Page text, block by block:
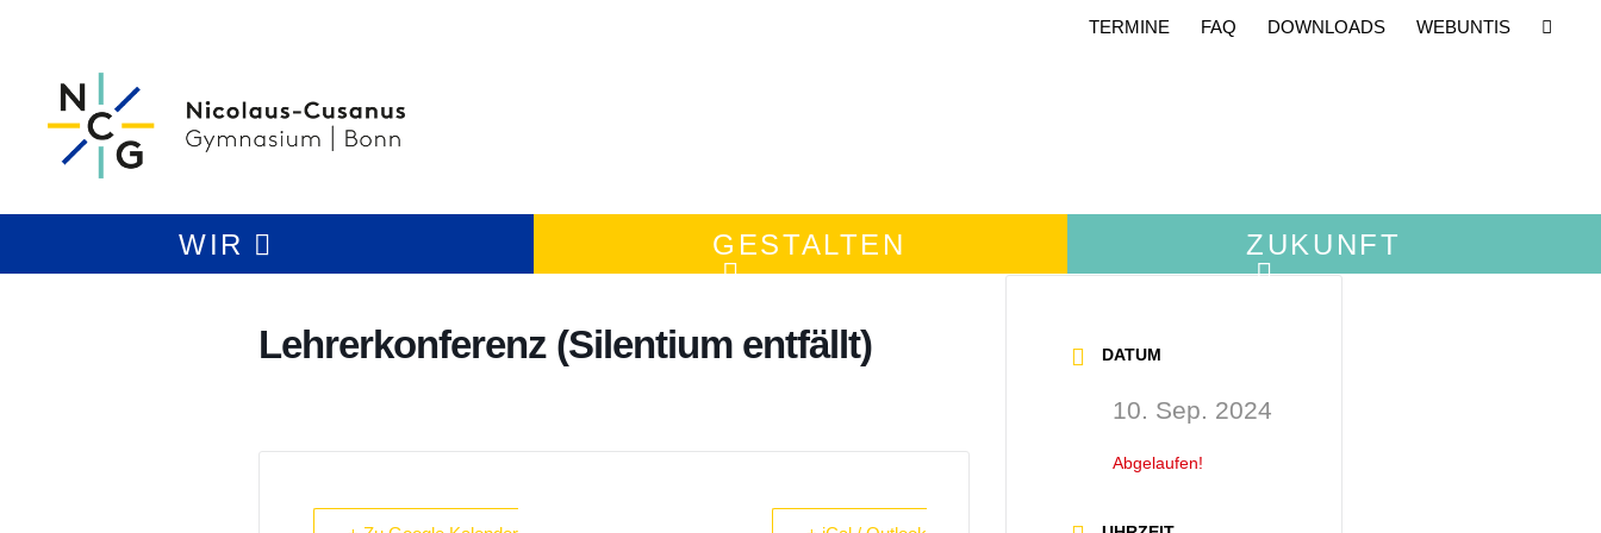
TERMINE FAQ DOWNLOADS WEBUNTIS
WIR GESTALTEN ZUKUNFT
Lehrerkonferenz (Silentium entfällt) DATUM
10. Sep. 2024
Abgelaufen!